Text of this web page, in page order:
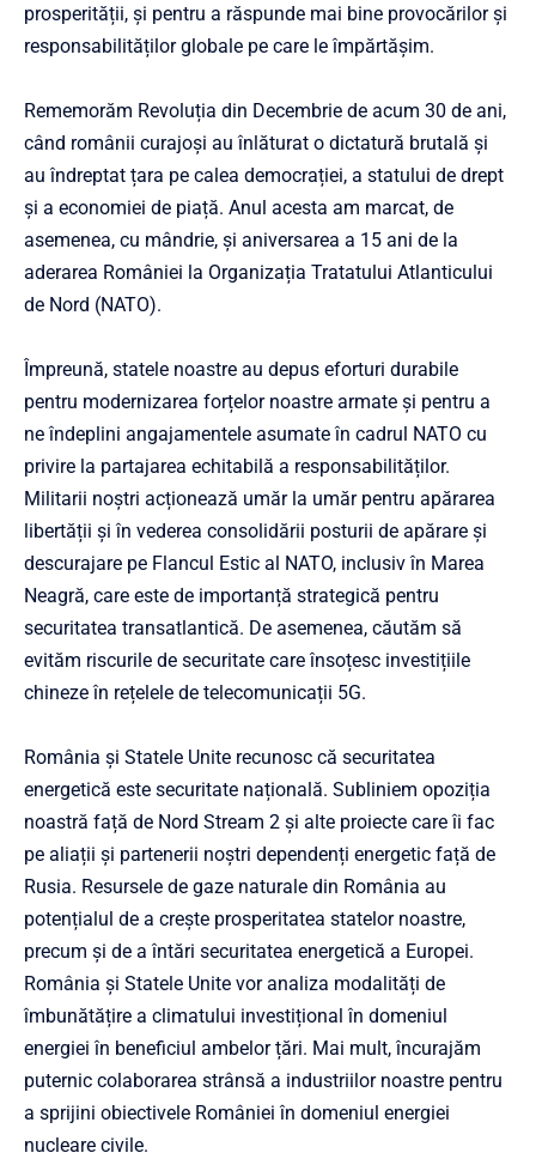
prosperității, și pentru a răspunde mai bine provocărilor și
responsabilităților globale pe care le împărtășim.
Rememorăm Revoluția din Decembrie de acum 30 de ani,
când românii curajoși au înlăturat o dictatură brutală și
au îndreptat țara pe calea democrației, a statului de drept
și a economiei de piață. Anul acesta am marcat, de
asemenea, cu mândrie, și aniversarea a 15 ani de la
aderarea României la Organizația Tratatului Atlanticului
de Nord (NATO).
Împreună, statele noastre au depus eforturi durabile
pentru modernizarea forțelor noastre armate și pentru a
ne îndeplini angajamentele asumate în cadrul NATO cu
privire la partajarea echitabilă a responsabilităților.
Militarii noștri acționează umăr la umăr pentru apărarea
libertății și în vederea consolidării posturii de apărare și
descurajare pe Flancul Estic al NATO, inclusiv în Marea
Neagră, care este de importanță strategică pentru
securitatea transatlantică. De asemenea, căutăm să
evităm riscurile de securitate care însoțesc investițiile
chineze în rețelele de telecomunicații 5G.
România și Statele Unite recunosc că securitatea
energetică este securitate națională. Subliniem opoziția
noastră față de Nord Stream 2 și alte proiecte care îi fac
pe aliații și partenerii noștri dependenți energetic față de
Rusia. Resursele de gaze naturale din România au
potențialul de a crește prosperitatea statelor noastre,
precum și de a întări securitatea energetică a Europei.
România și Statele Unite vor analiza modalități de
îmbunătățire a climatului investițional în domeniul
energiei în beneficiul ambelor țări. Mai mult, încurajăm
puternic colaborarea strânsă a industriilor noastre pentru
a sprijini obiectivele României în domeniul energiei
nucleare civile.